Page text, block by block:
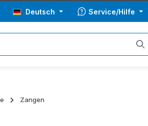
Deutsch Service/Hilfe
Zangen